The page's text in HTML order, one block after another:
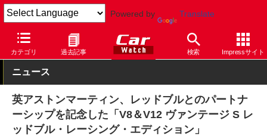
Powered by Translate
カテゴリ 過去記事 検索 Impressサイト
Car Watch 自動車 アストンマーティン ヴァンテージ
ニュース
英アストンマーティン、レッドブルとのパートナ
ーシップを記念した「V8＆V12 ヴァンテージ S レ
ッドブル・レーシング・エディション」